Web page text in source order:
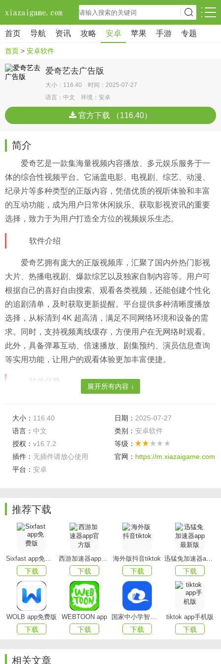
首页 导航 资讯 攻略 安卓 苹果 手游 专题
首页 > 安卓软件
爱奇艺去广告版
大小：116.40 时间：2025-07-27
语言：中文 环境：安卓
官方下载 （116.40）
简介
爱奇艺是一款集海量视频内容播放、多元娱乐服务于一
体的综合性视频平台。它涵盖电影、电视剧、综艺、动漫、
纪录片等多种类型的正版内容，凭借优质的视听体验和丰富
的互动功能，成为用户日常休闲娱乐、获取影视资讯的重要
选择，致力于为用户打造全方位的视频娱乐生态。​
软件介绍​
爱奇艺拥有庞大的正版视频库，汇聚了国内外热门影视
大片、热播电视剧、爆款综艺以及独家自制内容等。用户可
根据自己的喜好自由搜索、观看各类视频，还能创建个性化
的追剧清单，及时获取更新提醒。平台提供多种清晰度播放
选择，从标清到 4K 超高清，满足不同网络环境和设备的需
求。同时，支持视频离线缓存，方便用户在无网络时观看。
此外，具备弹幕互动、倍速播放、剧集预约、演员信息查询
等实用功能，让用户的观看体验更加丰富便捷。​
软件优势​
种题材和类型，不仅引进国内外热门作品，还持续产出高品
质的独家自制剧、综艺等，更新速度快，让用户第一时间观
看精彩内容。​
个性化服务精准：通过分析用户的观看历史和偏好，智
能推荐符合用户口味的视频内容，还能根据用户的追剧习惯
发送更新提醒，让用户不错过任何精彩剧集。​
多端同步便捷：支持手机、平板、电脑、电视等多设备
登录同步，用户在不同设备上的观看进度、收藏内容等均可
实时同步，满足用户在不同场景下的观看需求。​
软件特色​
独家自制内容：推出众多备受好评的独家自制剧、综
有独特的内容竞争力。​
展开所有内容 ↓
大小： 116.40 日期： 2025-07-27
语言： 中文 类别： 安卓软件
授权： v16.7.2
等级：
插件： 无插件请放心使用 官网： https://m.xiazaigame.com
平台： 安卓
推荐下载
Sixfast app免费版
下载
西游加速器app官方版
下载
海外版抖音tiktok
下载
迅猛兔加速器app最新版
下载
WOLB app免费版
下载
WEBTOON app
下载
国家中小学智慧教育平台app(智慧中小学)
下载
tiktok app手机版
下载
相关文章